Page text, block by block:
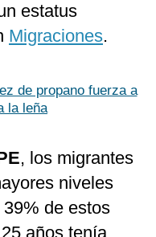
estatus
Migraciones.
de propano fuerza a
la leña
, los migrantes
niveles
de estos
años tenía